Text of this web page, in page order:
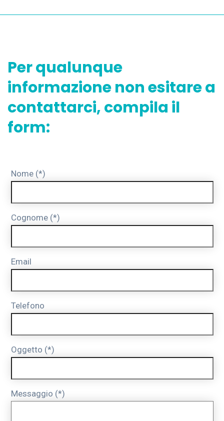
Per qualunque
informazione non esitare a
contattarci, compila il
form:
Nome (*)
Cognome (*)
Email
Telefono
Oggetto (*)
Messaggio (*)